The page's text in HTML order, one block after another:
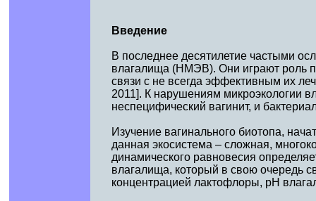
Введение
В последнее десятилетие частыми
влагалища (НМЭВ). Они играют роль
связи с не всегда эффективным их
2011]. К нарушениям микроэкологии
неспецифический вагинит, и
Изучение вагинального биотопа,
данная экосистема – сложная,
динамического равновесия
влагалища, который в свою очередь
концентрацией лактофлоры, рН